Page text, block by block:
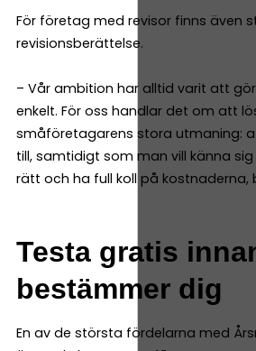
För företag med revisor finns även
revisionsberättelse.
– Vår ambition har alltid varit att
enkelt. För oss handlar det om att
småföretagarens stora utmaning:
till, samtidigt som man vill känna
rätt och ha full koll på kostnaderna,
Testa gratis
bestämmer dig
En av de största fördelarna med